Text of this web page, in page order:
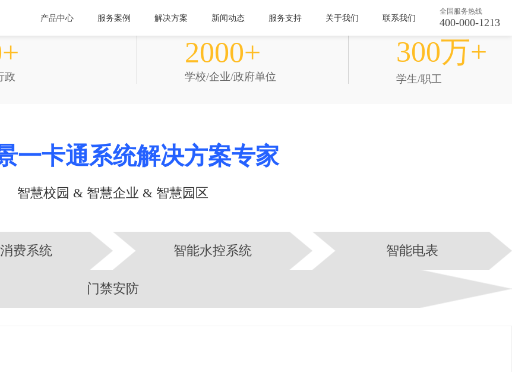
产品中心 服务案例 解决方案 新闻动态 服务支持 关于我们 联系我们
全国服务热线
400-000-1213
政
2000+
学校/企业/政府单位
服务用户
300万+
学生/职工
一卡通系统解决方案专家
智慧校园 & 智慧企业 & 智慧园区
费系统 智能水控系统 智能电表
门禁安防